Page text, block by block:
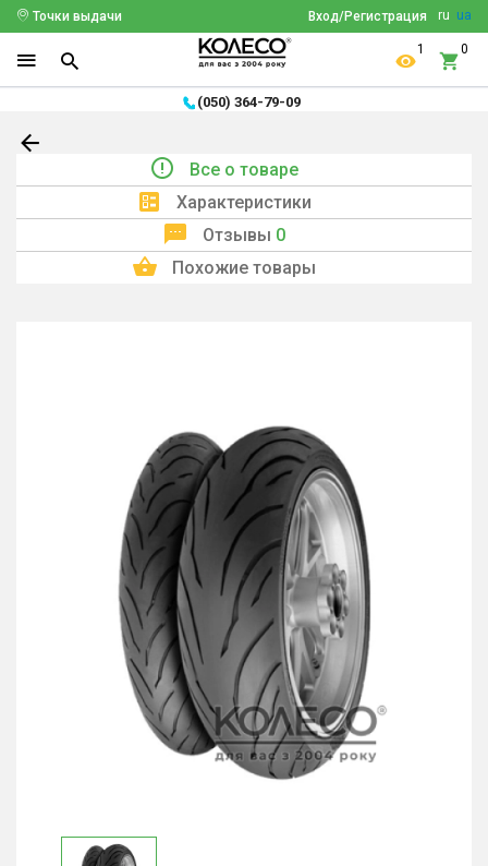
ru ua
Вход/Регистрация
Точки выдачи
1 0
(050) 364-79-09
Все о товаре
Характеристики
Отзывы 0
Похожие товары